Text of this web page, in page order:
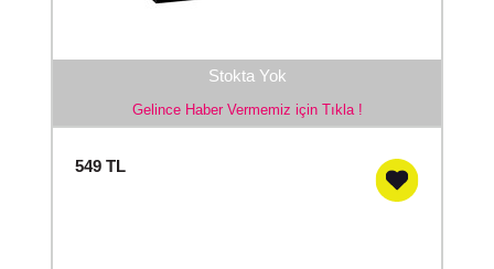
Stokta Yok
Gelince Haber Vermemiz için Tıkla !
549 TL